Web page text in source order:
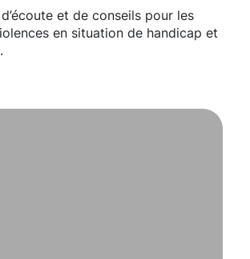
et de conseils pour les
en situation de handicap et